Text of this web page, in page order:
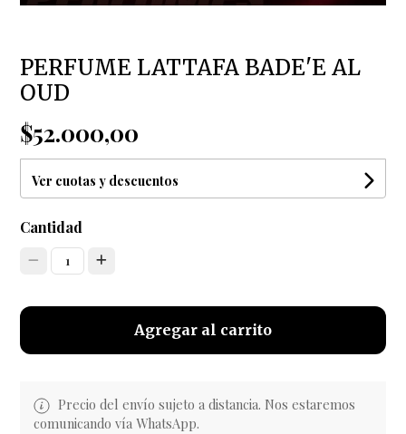
PERFUME LATTAFA BADE'E AL
OUD
$52.000,00
Ver cuotas y descuentos
Cantidad
1
Agregar al carrito
Precio del envío sujeto a distancia. Nos estaremos
comunicando vía WhatsApp.